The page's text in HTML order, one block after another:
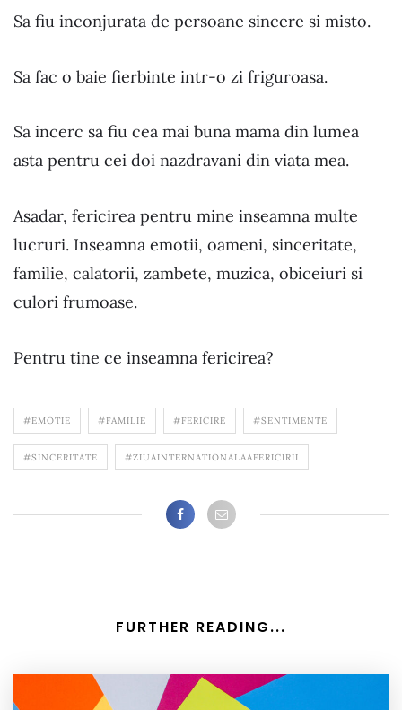
Sa fiu inconjurata de persoane sincere si misto.
Sa fac o baie fierbinte intr-o zi friguroasa.
Sa incerc sa fiu cea mai buna mama din lumea
asta pentru cei doi nazdravani din viata mea.
Asadar, fericirea pentru mine inseamna multe
lucruri. Inseamna emotii, oameni, sinceritate,
familie, calatorii, zambete, muzica, obiceiuri si
culori frumoase.
Pentru tine ce inseamna fericirea?
#EMOTIE #FAMILIE #FERICIRE #SENTIMENTE
#SINCERITATE #ZIUAINTERNATIONALAAFERICIRII
FURTHER READING...